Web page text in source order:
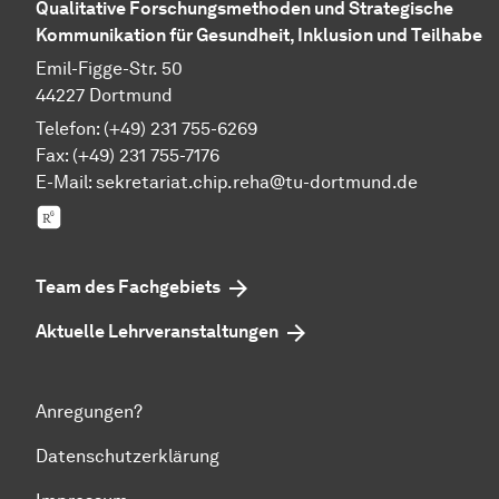
Qualitative Forschungsmethoden und Strategische
Kommunikation für Gesundheit, Inklusion und Teilhabe
Emil-Figge-Str. 50
44227 Dortmund
Telefon: (+49) 231 755-6269
Fax: (+49) 231 755-7176
E-Mail: sekretariat.chip.reha@tu-dortmund.de
Team des Fachgebiets
Aktuelle Lehrveranstaltungen
Anregungen?
Datenschutzerklärung